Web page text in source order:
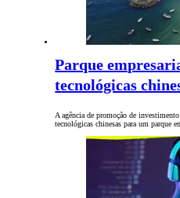
Parque
tecnológicas
A agência de promoção de
tecnológicas chinesas para um parque